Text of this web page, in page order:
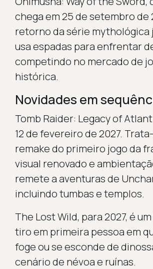
chega em 25 de setembro de
retorno da série mythológica
usa espadas para enfrentar
competindo no mercado de
histórica.
Novidades em
Tomb Raider: Legacy of
12 de fevereiro de 2027.
remake do primeiro jogo da
visual renovado e
remete a aventuras de
incluindo tumbas e templos.
The Lost Wild, para 2027, é
tiro em primeira pessoa em
foge ou se esconde de
cenário de névoa e ruínas.